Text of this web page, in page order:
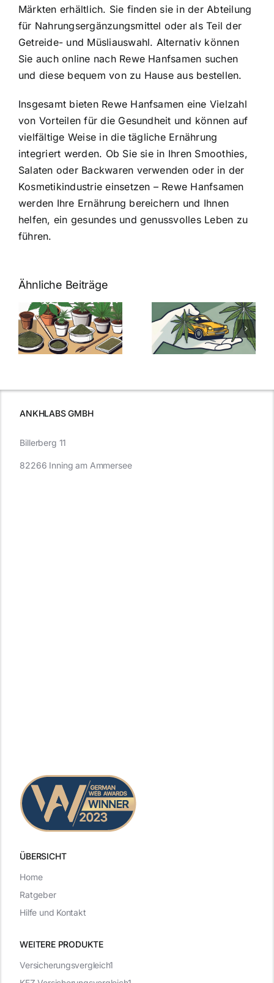
Märkten erhältlich. Sie finden sie in der Abteilung
für Nahrungsergänzungsmittel oder als Teil der
Getreide- und Müsliauswahl. Alternativ können
Sie auch online nach Rewe Hanfsamen suchen
und diese bequem von zu Hause aus bestellen.
Insgesamt bieten Rewe Hanfsamen eine Vielzahl
von Vorteilen für die Gesundheit und können auf
vielfältige Weise in die tägliche Ernährung
integriert werden. Ob Sie sie in Ihren Smoothies,
Salaten oder Backwaren verwenden oder in der
Kosmetikindustrie einsetzen – Rewe Hanfsamen
werden Ihre Ernährung bereichern und Ihnen
helfen, ein gesundes und genussvolles Leben zu
führen.
Ähnliche Beiträge
Neue THC-
Grenzwert-
Regelung:
Was Sie über
Cannabis und
müssen
Cannabis
Samen
kaufen: Alles
was Sie
ANKHLABS GMBH
ÜBERSICHT
WEITERE PRODUKTE
Billerberg 11
82266 Inning am Ammersee
Versicherungsvergleich1
Home
Ratgeber
Hilfe und Kontakt